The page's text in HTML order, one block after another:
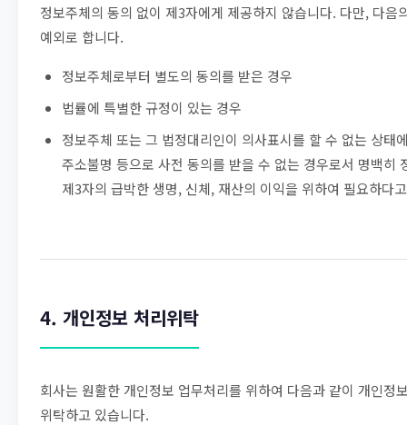
정보주체의 동의 없이 제3자에게 제공하지 않습니다. 다만, 다음
예외로 합니다.
정보주체로부터 별도의 동의를 받은 경우
법률에 특별한 규정이 있는 경우
정보주체 또는 그 법정대리인이 의사표시를 할 수 없는 상태
주소불명 등으로 사전 동의를 받을 수 없는 경우로서 명백히
제3자의 급박한 생명, 신체, 재산의 이익을 위하여 필요하다
4. 개인정보 처리위탁
회사는 원활한 개인정보 업무처리를 위하여 다음과 같이 개인정
위탁하고 있습니다.